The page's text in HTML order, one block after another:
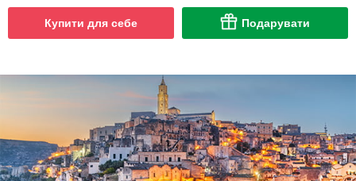
Купити для себе Подарувати